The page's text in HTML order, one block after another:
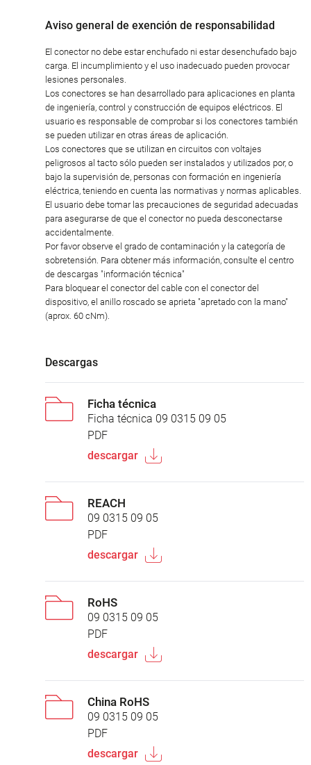
Aviso general de exención de responsabilidad
El conector no debe estar enchufado ni estar desenchufado bajo
carga. El incumplimiento y el uso inadecuado pueden provocar
lesiones personales.
Los conectores se han desarrollado para aplicaciones en planta
de ingeniería, control y construcción de equipos eléctricos. El
usuario es responsable de comprobar si los conectores también
se pueden utilizar en otras áreas de aplicación.
Los conectores que se utilizan en circuitos con voltajes
peligrosos al tacto sólo pueden ser instalados y utilizados por, o
bajo la supervisión de, personas con formación en ingeniería
eléctrica, teniendo en cuenta las normativas y normas aplicables.
El usuario debe tomar las precauciones de seguridad adecuadas
para asegurarse de que el conector no pueda desconectarse
accidentalmente.
Por favor observe el grado de contaminación y la categoría de
sobretensión. Para obtener más información, consulte el centro
de descargas "información técnica"
Para bloquear el conector del cable con el conector del
dispositivo, el anillo roscado se aprieta "apretado con la mano"
(aprox. 60 cNm).
Descargas
Ficha técnica
Ficha técnica 09 0315 09 05
PDF
descargar
REACH
09 0315 09 05
PDF
descargar
RoHS
09 0315 09 05
PDF
descargar
China RoHS
09 0315 09 05
PDF
descargar